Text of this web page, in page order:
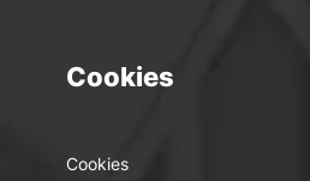
Cookies
Cookies